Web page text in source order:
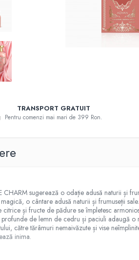
TRANSPORT GRATUIT
Pentru comenzi mai mari de 399 Ron.
CHARM sugerează o odație adusă naturii și
o cântare adusă naturii și frumuseții
citrice și fructe de pădure se împletesc
de lemn de cedru și paciuli adaugă o
către tărâmuri nemaivăzute și vise
inima.